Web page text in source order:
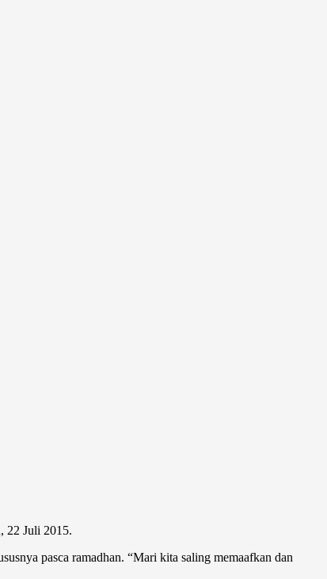
22 Juli 2015.
pasca ramadhan. “Mari kita saling memaafkan dan